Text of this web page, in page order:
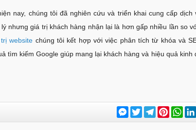
nay, chúng tôi đã nghiên cứu và triển khai cung cấp dịch
nhưng giá trị khách hàng nhận lại là hơn gấp nhiều lần so
website chúng tôi kết hợp với việc phân tích từ khóa và
tìm kiếm Google giúp mang lại khách hàng và hiệu quả kinh
Messenger
TwitterTelegramPinterest